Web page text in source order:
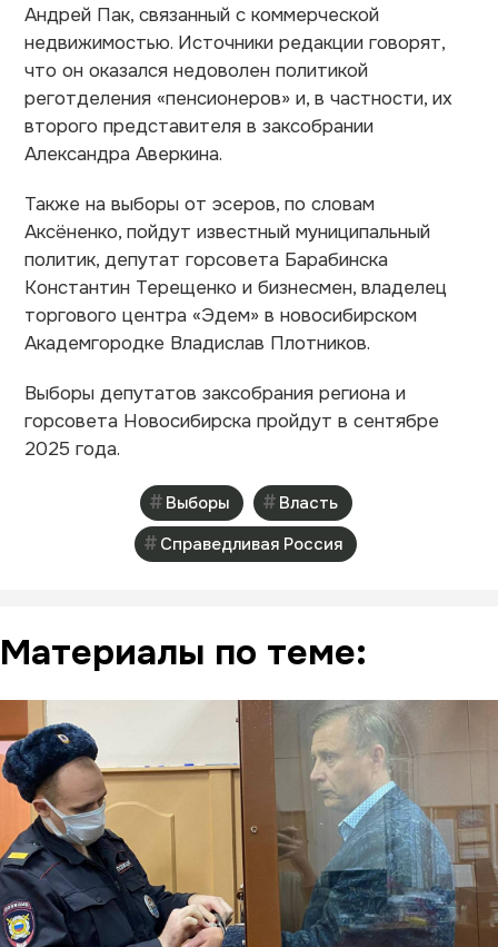
Андрей Пак, связанный с коммерческой
недвижимостью. Источники редакции говорят,
что он оказался недоволен политикой
реготделения «пенсионеров» и, в частности, их
второго представителя в заксобрании
Александра Аверкина.
Также на выборы от эсеров, по словам
Аксёненко, пойдут известный муниципальный
политик, депутат горсовета Барабинска
Константин Терещенко и бизнесмен, владелец
торгового центра «Эдем» в новосибирском
Академгородке Владислав Плотников.
Выборы депутатов заксобрания региона и
горсовета Новосибирска пройдут в сентябре
2025 года.
Выборы
Власть
Справедливая Россия
Материалы по теме: